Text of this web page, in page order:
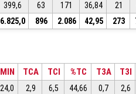
399,6 63 171 36,84 21
6.825,0 896 2.086 42,95 273
MIN TCA TCI %TC T3A T3I
24,0 2,9 6,5 44,66 0,7 2,6